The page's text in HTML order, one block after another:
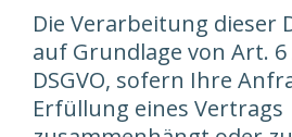
Die Verarbeitung dieser
auf Grundlage von Art. 6
DSGVO, sofern Ihre
Erfüllung eines Vertrags